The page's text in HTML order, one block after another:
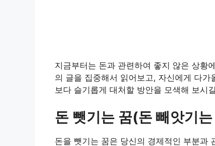
지금부터는 돈과 관련하여 좋지 않은 상황
의 글을 집중해서 읽어보고, 자신에게 다
보다 슬기롭게 대처할 방안을 모색해 보시
돈 뺏기는 꿈(돈 빼앗기
돈을 뺏기는 꿈은 당신의 경제적인 부분과